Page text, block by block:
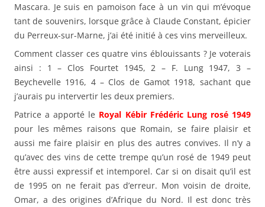
Mascara. Je suis en pamoison face à un vin qui m’évoque
tant de souvenirs, lorsque grâce à Claude Constant, épicier
du Perreux-sur-Marne, j’ai été initié à ces vins merveilleux.
Comment classer ces quatre vins éblouissants ? Je voterais
ainsi : 1 – Clos Fourtet 1945, 2 – F. Lung 1947, 3 –
Beychevelle 1916, 4 – Clos de Gamot 1918, sachant que
j’aurais pu intervertir les deux premiers.
Patrice a apporté le Royal Kébir Frédéric Lung rosé 1949
pour les mêmes raisons que Romain, se faire plaisir et
aussi me faire plaisir en plus des autres convives. Il n’y a
qu’avec des vins de cette trempe qu’un rosé de 1949 peut
être aussi expressif et intemporel. Car si on disait qu’il est
de 1995 on ne ferait pas d’erreur. Mon voisin de droite,
Omar, a des origines d’Afrique du Nord. Il est donc très